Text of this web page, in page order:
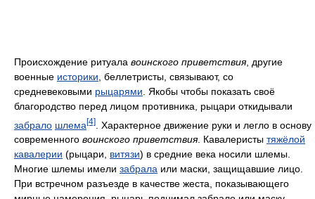
Происхождение ритуала воинского приветствия, другие
военные историки , беллетристы, связывают, со
средневековыми рыцарями . Якобы чтобы показать своё
благородство перед лицом противника, рыцари откидывали
забрало шлема[4]
. Характерное движение руки и легло в основу
современного воинского приветствия. Кавалеристы тяжёлой
кавалерии (рыцари, витязи) в средние века носили шлемы.
Многие шлемы имели забрала или маски, защищавшие лицо.
При встречном разъезде в качестве жеста, показывающего